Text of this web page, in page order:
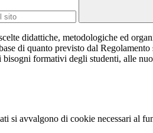
didattiche, metodologiche ed
di quanto previsto dal
bisogni formativi degli studenti, alle
si avvalgono di cookie necessari al